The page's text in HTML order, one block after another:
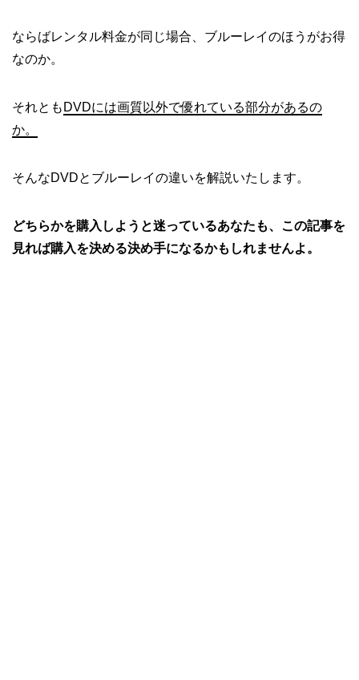
ならばレンタル料金が同じ場合、ブルーレイのほうがお得
なのか。
それとも DVDには画質以外で優れている部分があるの
か。
そんなDVDとブルーレイの違いを解説いたします。
どちらかを購入しようと迷っているあなたも、この記事を
見れば購入を決める決め手になるかもしれませんよ。